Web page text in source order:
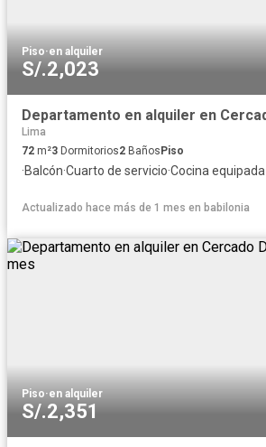
Piso·en alquiler
S/.2,023
Lima
72 m²3 Dormitorios2 Baños Piso
·Balcón·Cuarto de servicio·Cocina equipada
Actualizado hace más de 1 mes en babilonia
Piso·en alquiler
S/.2,351